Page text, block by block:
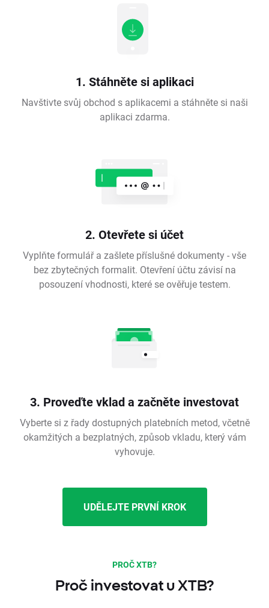
1. Stáhněte si aplikaci
Navštivte svůj obchod s aplikacemi a stáhněte si naši
aplikaci zdarma.
2. Otevřete si účet
Vyplňte formulář a zašlete příslušné dokumenty - vše
bez zbytečných formalit. Otevření účtu závisí na
posouzení vhodnosti, které se ověřuje testem.
3. Proveďte vklad a začněte investovat
Vyberte si z řady dostupných platebních metod, včetně
okamžitých a bezplatných, způsob vkladu, který vám
vyhovuje.
UDĚLEJTE PRVNÍ KROK
PROČ XTB?
Proč investovat u XTB?